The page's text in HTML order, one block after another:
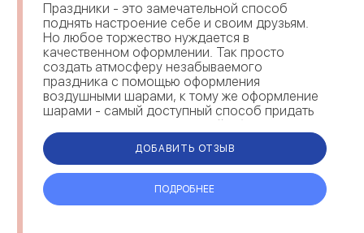
Праздники - это замечательной способ
поднять настроение себе и своим друзьям.
Но любое торжество нуждается в
качественном оформлении. Так просто
создать атмосферу незабываемого
праздника с помощью оформления
воздушными шарами, к тому же оформление
шарами - самый доступный способ придать
помещению привлекательный облик. Это
шанс сделать сказочное мероприятие, п...
ДОБАВИТЬ ОТЗЫВ
ПОДРОБНЕЕ